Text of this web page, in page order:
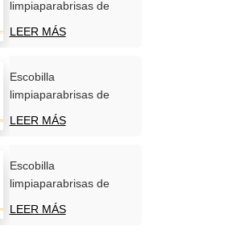
limpiaparabrisas de
acero inoxidable para
parabrisas de coche
LEER MÁS
Escobilla
limpiaparabrisas de
acero inoxidable para
uso marítimo
LEER MÁS
Escobilla
limpiaparabrisas de
nieve de invierno de
nuevo diseño
LEER MÁS